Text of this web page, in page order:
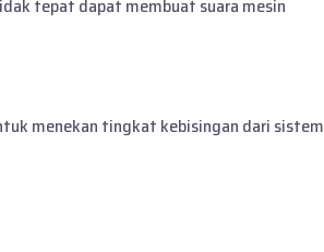
tepat dapat membuat suara mesin
menekan tingkat kebisingan dari sistem